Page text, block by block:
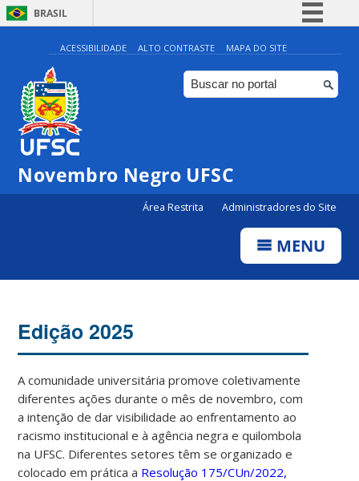
BRASIL
Simplifique!
Comunica BR
Participe
ACESSIBILIDADE ALTO CONTRASTE MAPA DO SITE
Novembro Negro UFSC
Área Restrita Administradores do Site
MENU
Edição 2025
A comunidade universitária promove coletivamente
diferentes ações durante o mês de novembro, com
a intenção de dar visibilidade ao enfrentamento ao
racismo institucional e à agência negra e quilombola
na UFSC. Diferentes setores têm se organizado e
colocado em prática a Resolução 175/CUn/2022,